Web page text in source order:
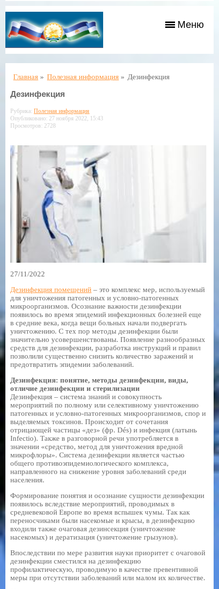
Меню
Главная » Полезная информация » Дезинфекция
Дезинфекция
Рубрика:Полезная информация
Опубликовано: 27 ноября 2022, 15:43
Просмотров: 2728
27/11/2022
Дезинфекция помещений – это комплекс мер, используемый
для уничтожения патогенных и условно-патогенных
микроорганизмов. Осознание важности дезинфекции
появилось во время эпидемий инфекционных болезней еще
в средние века, когда вещи больных начали подвергать
уничтожению. С тех пор методы дезинфекции были
значительно усовершенствованы. Появление разнообразных
средств для дезинфекции, разработка инструкций и правил
позволили существенно снизить количество заражений и
предотвратить эпидемии заболеваний.
Дезинфекция: понятие, методы дезинфекции, виды,
отличие дезинфекции и стерилизации
Дезинфекция – система знаний и совокупность
мероприятий по полному или селективному уничтожению
патогенных и условно-патогенных микроорганизмов, спор и
выделяемых токсинов. Происходит от сочетания
отрицающей частицы «дез» (фр. Dés) и инфекция (латынь
Infectio). Также в разговорной речи употребляется в
значении «средство, метод для уничтожения вредной
микрофлоры». Система дезинфекции является частью
общего противоэпидемиологического комплекса,
направленного на снижение уровня заболеваний среди
населения.
Формирование понятия и осознание сущности дезинфекции
появилось вследствие мероприятий, проводимых в
средневековой Европе во время вспышек чумы. Так как
переносчиками были насекомые и крысы, в дезинфекцию
входили также очаговая дезинсекция (уничтожение
насекомых) и дератизация (уничтожение грызунов).
Впоследствии по мере развития науки приоритет с очаговой
дезинфекции сместился на дезинфекцию
профилактическую, проводимую в качестве превентивной
меры при отсутствии заболеваний или малом их количестве.